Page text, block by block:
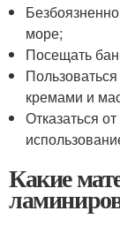
море;
Посещать
кремами и
Отказаться
Какие